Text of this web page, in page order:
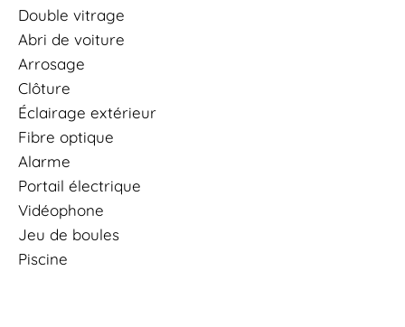
Double vitrage
Abri de voiture
Arrosage
Clôture
Éclairage extérieur
Fibre optique
Alarme
Portail électrique
Vidéophone
Jeu de boules
Piscine